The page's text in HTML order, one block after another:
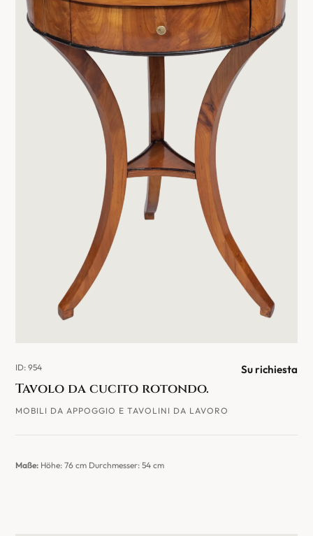
ID: 954
Tavolo da cucito rotondo.
MOBILI DA APPOGGIO E TAVOLINI DA LAVORO
Su richiesta
Maße: Höhe: 76 cm Durchmesser: 54 cm